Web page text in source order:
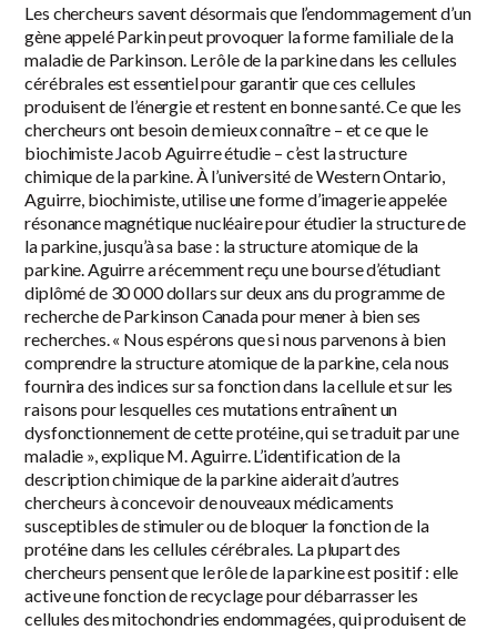
Les chercheurs savent désormais que l’endommagement d’un
gène appelé Parkin peut provoquer la forme familiale de la
maladie de Parkinson. Le rôle de la parkine dans les cellules
cérébrales est essentiel pour garantir que ces cellules
produisent de l’énergie et restent en bonne santé. Ce que les
chercheurs ont besoin de mieux connaître – et ce que le
biochimiste Jacob Aguirre étudie – c’est la structure
chimique de la parkine. À l’université de Western Ontario,
Aguirre, biochimiste, utilise une forme d’imagerie appelée
résonance magnétique nucléaire pour étudier la structure de
la parkine, jusqu’à sa base : la structure atomique de la
parkine. Aguirre a récemment reçu une bourse d’étudiant
diplômé de 30 000 dollars sur deux ans du programme de
recherche de Parkinson Canada pour mener à bien ses
recherches. « Nous espérons que si nous parvenons à bien
comprendre la structure atomique de la parkine, cela nous
fournira des indices sur sa fonction dans la cellule et sur les
raisons pour lesquelles ces mutations entraînent un
dysfonctionnement de cette protéine, qui se traduit par une
maladie », explique M. Aguirre. L’identification de la
description chimique de la parkine aiderait d’autres
chercheurs à concevoir de nouveaux médicaments
susceptibles de stimuler ou de bloquer la fonction de la
protéine dans les cellules cérébrales. La plupart des
chercheurs pensent que le rôle de la parkine est positif : elle
active une fonction de recyclage pour débarrasser les
cellules des mitochondries endommagées, qui produisent de